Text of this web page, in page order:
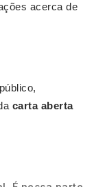
acerca de
carta aberta